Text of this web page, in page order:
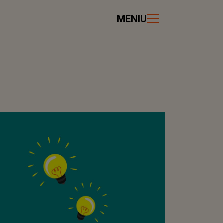
MENIU